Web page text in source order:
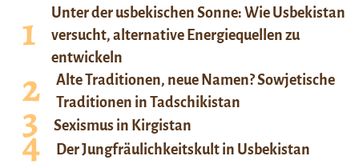
Unter der usbekischen Sonne: Wie Usbekistan
versucht, alternative Energiequellen zu
entwickeln
Alte Traditionen, neue Namen? Sowjetische
Traditionen in Tadschikistan
Sexismus in Kirgistan
Der Jungfräulichkeitskult in Usbekistan